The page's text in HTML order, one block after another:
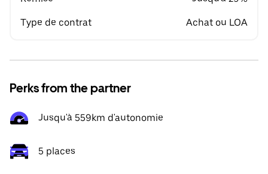
Type de contrat Achat ou LOA
Perks from the partner
Jusqu'à 559km d'autonomie
5 places